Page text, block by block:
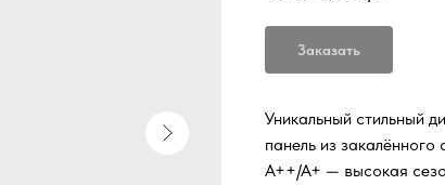
Заказать
Уникальный стильный
панель из закалённого
A++/A+ — высокая